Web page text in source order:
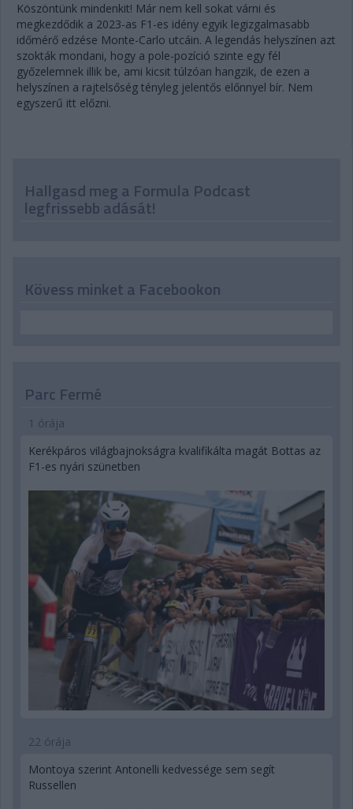
Köszöntünk mindenkit! Már nem kell sokat várni és
megkezdődik a 2023-as F1-es idény egyik legizgalmasabb
időmérő edzése Monte-Carlo utcáin. A legendás helyszínen azt
szokták mondani, hogy a pole-pozíció szinte egy fél
győzelemnek illik be, ami kicsit túlzóan hangzik, de ezen a
helyszínen a rajtelsőség tényleg jelentős előnnyel bír. Nem
egyszerű itt előzni.
Hallgasd meg a Formula Podcast
legfrissebb adását!
Kövess minket a Facebookon
Parc Fermé
1 órája
Kerékpáros világbajnokságra kvalifikálta magát Bottas az
F1-es nyári szünetben
22 órája
Montoya szerint Antonelli kedvessége sem segít
Russellen